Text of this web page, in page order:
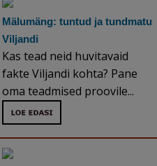
Mälumäng: tuntud ja tundmatu
Viljandi
Kas tead neid huvitavaid
fakte Viljandi kohta? Pane
oma teadmised proovile...